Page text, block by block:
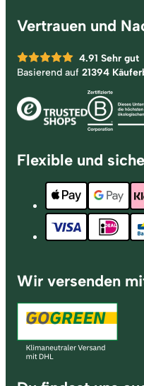
Vertrauen und
4.91 Sehr gut
Basierend auf 21394
Flexible und
Wir versenden